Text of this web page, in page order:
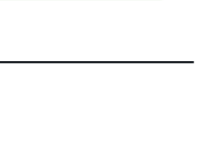
いハンサム顔が堪り
包み込むような捕ま